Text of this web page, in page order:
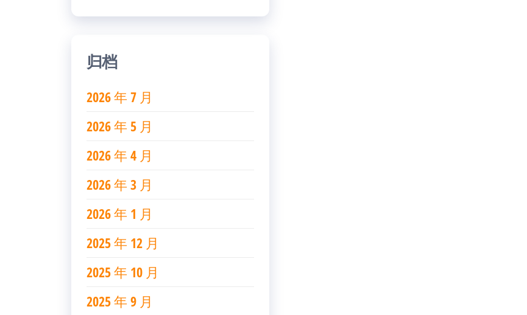
归档
2026 年 7 月
2026 年 5 月
2026 年 4 月
2026 年 3 月
2026 年 1 月
2025 年 12 月
2025 年 10 月
2025 年 9 月